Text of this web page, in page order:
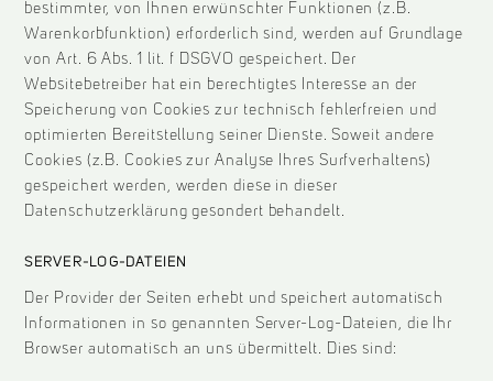
bestimmter, von Ihnen erwünschter Funktionen (z.B.
Warenkorbfunktion) erforderlich sind, werden auf Grundlage
von Art. 6 Abs. 1 lit. f DSGVO gespeichert. Der
Websitebetreiber hat ein berechtigtes Interesse an der
Speicherung von Cookies zur technisch fehlerfreien und
optimierten Bereitstellung seiner Dienste. Soweit andere
Cookies (z.B. Cookies zur Analyse Ihres Surfverhaltens)
gespeichert werden, werden diese in dieser
Datenschutzerklärung gesondert behandelt.
SERVER-LOG-DATEIEN
Der Provider der Seiten erhebt und speichert automatisch
Informationen in so genannten Server-Log-Dateien, die Ihr
Browser automatisch an uns übermittelt. Dies sind: